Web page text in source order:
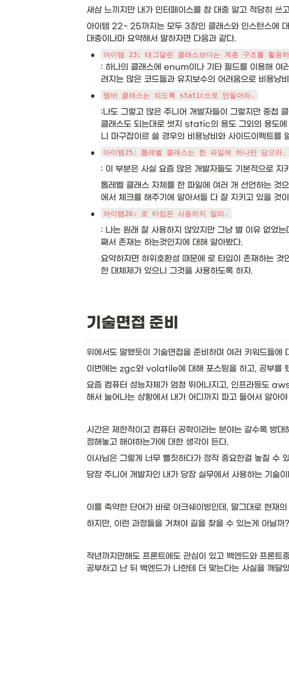
새삼 느끼지만 내가 인터페이스를 참 대충 알고 적당히 쓰
아이템 22~ 25까지는 모두 3장인 클래스와 인스턴스에
대충이나마 요약해서 말하자면 다음과 같다.
• 아이템 23: 태그달린 클래스보다는 계층 구조를 활용
: 하나의 클래스에 enum이나 기타 필드를 이용해 여
려지는 많은 코드들과 유지보수의 어려움으로 비용낭
• 멤버 클래스는 되도록 static으로 만들어라.
:나도 그렇고 많은 주니어 개발자들이 그렇지만 중첩
클래스도 되는대로 썻지 static의 용도 그외의 용도에
니 마구잡이르 쓸 경우의 비용낭비와 사이드이펙트를
• 아이템25: 톱레벨 클래스는 한 파일에 하나만 담으라.
: 이 부분은 사실 요즘 많은 개발자들도 기본적으로 지
톱레벨 클래스 자체를 한 파일에 여러 개 선언하는 것
에서 체크를 해주기에 알아서들 다 잘 지키고 있을 것
• 아이템26: 로 타입은 사용하지 말라.
: 나는 원래 잘 사용하지 않았지만 그냥 별 이유 없었
째서 존재는 하는것인지에 대해 알아봤다.
요약하자면 하위호환성 때문에 로 타입이 존재하는
한 대체제가 있으니 그것을 사용하도록 하자.
기술면접 준비
위에서도 말했듯이 기술면접을 준비하며 여러 키워드들에
이번에는 zgc와 volatile에 대해 포스팅을 하고, 공부를
요즘 컴퓨터 성능자체가 엄청 뛰어나지고, 인프라등도
해서 늘어나는 상황에서 내가 어디까지 파고 들어서 알아
시간은 제한적이고 컴퓨터 공학이라는 분야는 갈수록 방
정해놓고 해야하는가에 대한 생각이 든다.
이사님은 그렇게 너무 뻘짓하다가 정작 중요한걸 놓칠 수
당장 주니어 개발자인 내가 당장 실무에서 사용하는 기술
이를 축약한 단어가 바로 야크쉐이빙인데, 말그대로 현재
하지만, 이런 과정들을 거쳐야 길을 찾을 수 있는게 아닐까
작년까지만해도 프론트에도 관심이 있고 백엔드와 프론
공부하고 난 뒤 백엔드가 나한테 더 맞는다는 사실을 깨달